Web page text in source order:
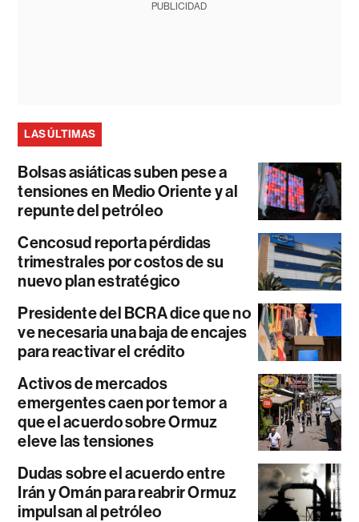
PUBLICIDAD
LAS ÚLTIMAS
Bolsas asiáticas suben pese a
tensiones en Medio Oriente y al
repunte del petróleo
Cencosud reporta pérdidas
trimestrales por costos de su
nuevo plan estratégico
Presidente del BCRA dice que no
ve necesaria una baja de encajes
para reactivar el crédito
Activos de mercados
emergentes caen por temor a
que el acuerdo sobre Ormuz
eleve las tensiones
Dudas sobre el acuerdo entre
Irán y Omán para reabrir Ormuz
impulsan al petróleo